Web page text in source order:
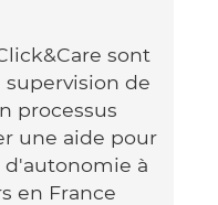
sont
supervision de
processus
une aide pour
d'autonomie à
en France